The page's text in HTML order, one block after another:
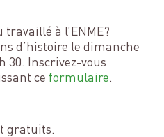
travaillé à l’ENME?
d’histoire le dimanche
30. Inscrivez-vous
ce formulaire.
gratuits.